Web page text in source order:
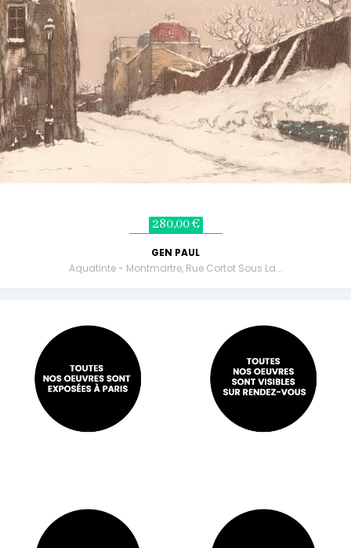
280,00 €
GEN PAUL
Aquatinte - Montmartre, Rue Cortot Sous La...